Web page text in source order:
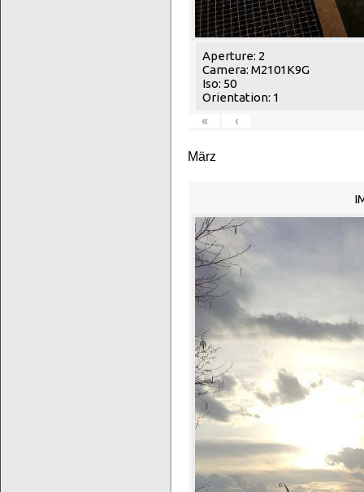
Aperture: 2
Camera: M2101K9G
Iso: 50
Orientation: 1
«
‹
März